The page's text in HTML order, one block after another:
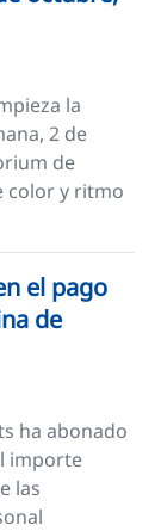
la
2 de
de
color y ritmo
el pago
de
ha abonado
importe
las